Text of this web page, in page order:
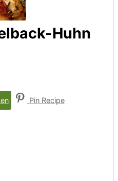
Huhn
Pin Recipe